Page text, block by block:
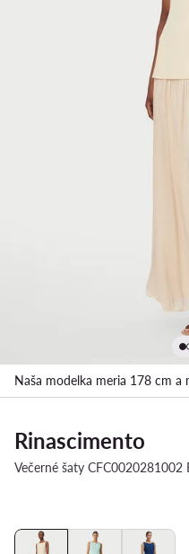
Naša modelka meria 178 cm a
Rinascimento
Večerné šaty CFC0020281002